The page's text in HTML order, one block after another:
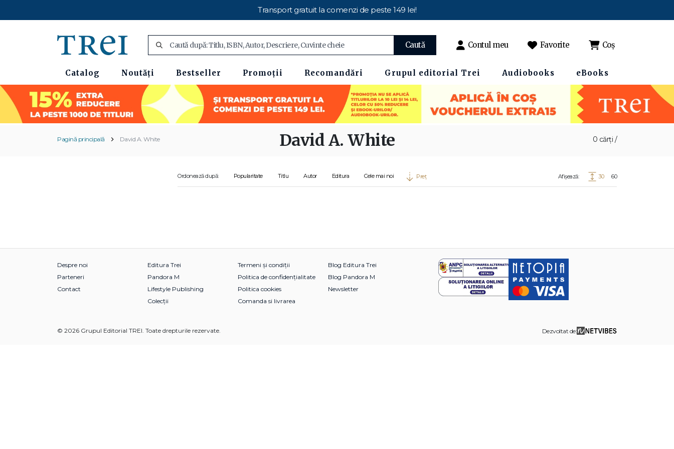
Transport gratuit la comenzi de peste 149 lei!
Caută Contul meu Favorite Coș
Catalog Noutăți Bestseller Promoții Recomandări Grupul editorial Trei Audiobooks eBooks
Pagină principală David A. White 0 cărți /
David A. White
Ordonează după: Popularitate Titlu Autor Editura Cele mai noi Preț Afișează: 30 60
Despre noi
Parteneri
Contact
Editura Trei
Pandora M
Lifestyle Publishing
Colecții
Termeni și condiții
Politica de confidențialitate
Politica cookies
Comanda si livrarea
Blog Editura Trei
Blog Pandora M
Newsletter
© 2026 Grupul Editorial TREI. Toate drepturile rezervate. Dezvoltat de: